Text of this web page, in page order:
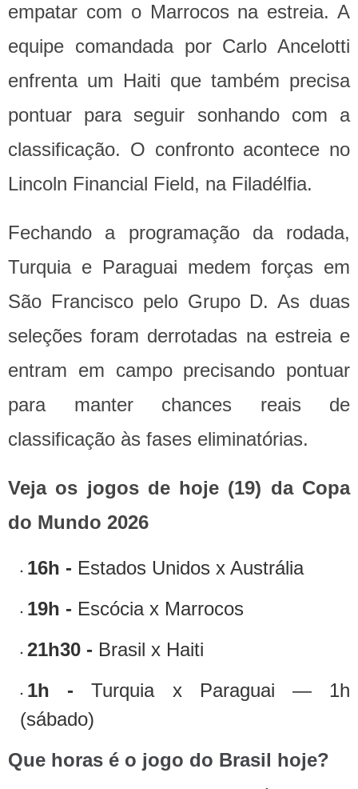
empatar com o Marrocos na estreia. A
equipe comandada por Carlo Ancelotti
enfrenta um Haiti que também precisa
pontuar para seguir sonhando com a
classificação. O confronto acontece no
Lincoln Financial Field, na Filadélfia.
Fechando a programação da rodada,
Turquia e Paraguai medem forças em
São Francisco pelo Grupo D. As duas
seleções foram derrotadas na estreia e
entram em campo precisando pontuar
para manter chances reais de
classificação às fases eliminatórias.
Veja os jogos de hoje (19) da Copa
do Mundo 2026
16h - Estados Unidos x Austrália
19h - Escócia x Marrocos
21h30 - Brasil x Haiti
1h -Turquia x Paraguai — 1h
(sábado)
Que horas é o jogo do Brasil hoje?